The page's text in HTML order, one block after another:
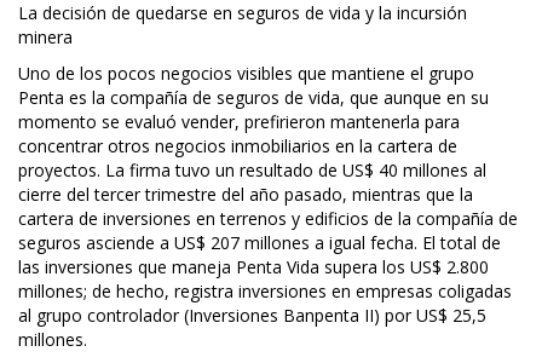
La decisión de quedarse en seguros de vida y la incursión
minera
Uno de los pocos negocios visibles que mantiene el grupo
Penta es la compañía de seguros de vida, que aunque en su
momento se evaluó vender, prefirieron mantenerla para
concentrar otros negocios inmobiliarios en la cartera de
proyectos. La firma tuvo un resultado de US$ 40 millones al
cierre del tercer trimestre del año pasado, mientras que la
cartera de inversiones en terrenos y edificios de la compañía de
seguros asciende a US$ 207 millones a igual fecha. El total de
las inversiones que maneja Penta Vida supera los US$ 2.800
millones; de hecho, registra inversiones en empresas coligadas
al grupo controlador (Inversiones Banpenta II) por US$ 25,5
millones.